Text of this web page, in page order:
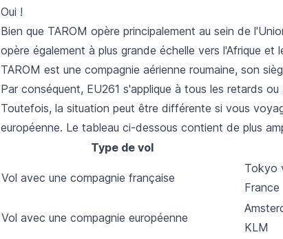
Oui !
Bien que TAROM opère principalement au sein de
opère également à plus grande échelle vers l'Afrique et
TAROM est une compagnie aérienne roumaine, son
Par conséquent, EU261 s'applique à tous les retards
Toutefois, la situation peut être différente si vous
européenne. Le tableau ci-dessous contient de plus
Type de vol
Vol avec une compagnie française
Tokyo
France
Vol avec une compagnie européenne
KLM